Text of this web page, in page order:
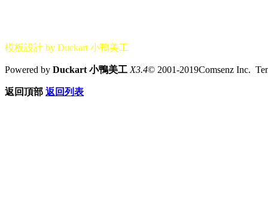
模板設計 by Duckart 小鴨美工
Powered by Duckart 小鴨美工 X3.4© 2001-2019Comsenz Inc.
返回頂部 返回列表